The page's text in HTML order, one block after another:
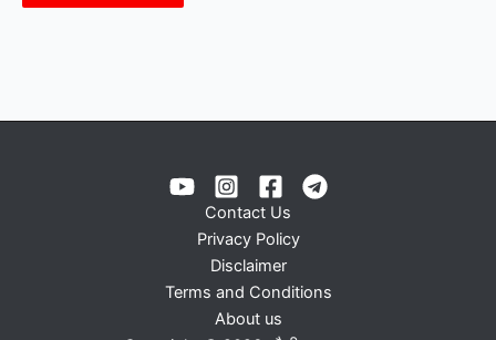
Contact Us
Privacy Policy
Disclaimer
Terms and Conditions
About us